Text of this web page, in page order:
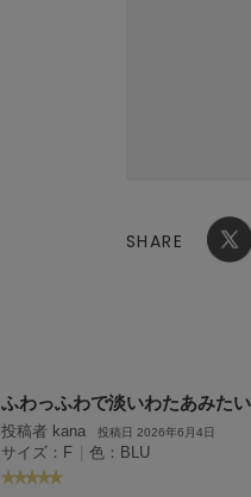
SHARE
ふわっふわで淡いわたあみた
投稿者 kana 投稿日 2026年6月4日
サイズ：F | 色：BLU